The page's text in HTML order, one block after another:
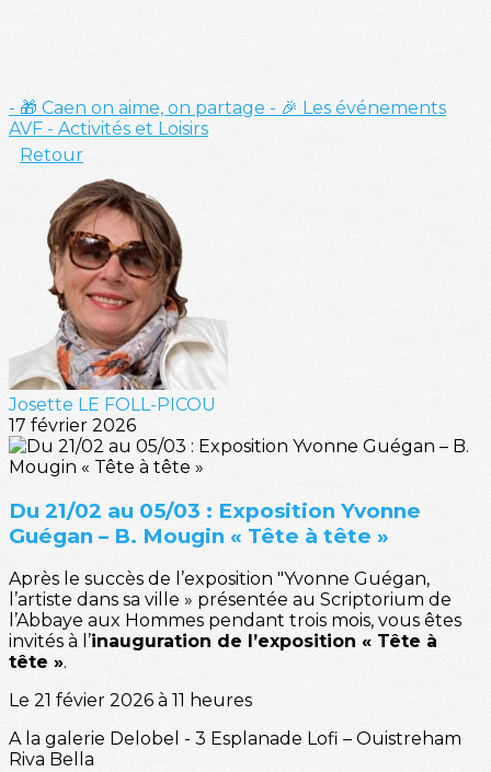
- 🎁 Caen on aime, on partage - 🎉 Les événements
AVF - Activités et Loisirs
Retour
Josette LE FOLL-PICOU
17 février 2026
Du 21/02 au 05/03 : Exposition Yvonne
Guégan – B. Mougin « Tête à tête »
Après le succès de l’exposition "Yvonne Guégan,
l’artiste dans sa ville » présentée au Scriptorium de
l’Abbaye aux Hommes pendant trois mois, vous êtes
invités à l’inauguration de l’exposition « Tête à
tête ».
Le 21 févier 2026 à 11 heures
A la galerie Delobel - 3 Esplanade Lofi – Ouistreham
Riva Bella